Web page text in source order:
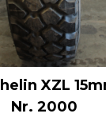
XZL
Nr. 2000